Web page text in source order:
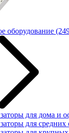
оборудование
для дома и
для средних